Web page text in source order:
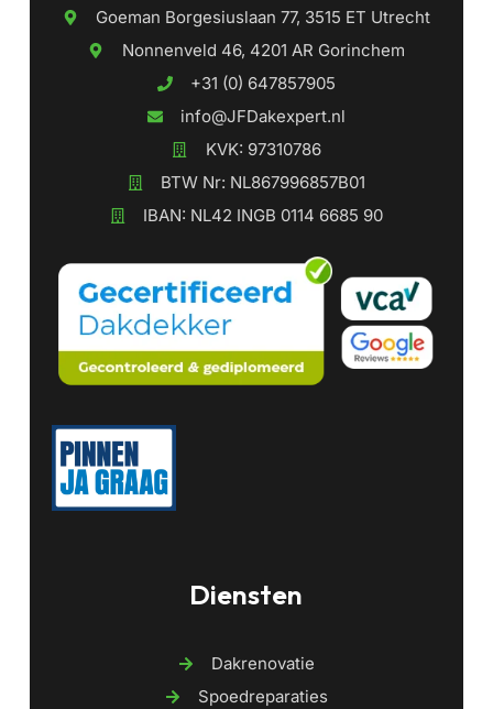
Goeman Borgesiuslaan 77, 3515 ET Utrecht
Nonnenveld 46, 4201 AR Gorinchem
+31 (0) 647857905
info@JFDakexpert.nl
KVK: 97310786
BTW Nr: NL867996857B01
IBAN: NL42 INGB 0114 6685 90
Diensten
Dakrenovatie
Spoedreparaties